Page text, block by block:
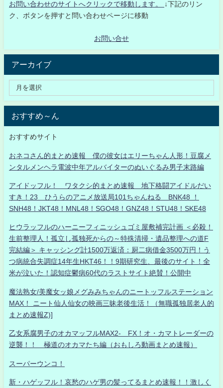
お問い合わせのサイトへクリックで移動します。
↓下記のリン
ク、ボタンを押すと問い合わせページに移動
お問い合せ
アーカイブ
おすすめ～ん
おすすめサイト
おネコさん的まとめ速報 僕の彼女はエリーちゃん人形！豆腐メ
ンタルメンヘラ電波中年アルバイターのぬいぐるみ男子末路編
アイドッフル！ ワタクシ的まとめ速報 地下格闘アイドルだい
すき！23 ひうらのアニメ放送局101ちゃんねる BNK48 ！
SNH48！JKT48！MNL48！SGO48！GNZ48！STU48！SKE48
ヒウラッフルのハーニーフィニッシュゴミ屋敷補完計画 ＜必殺！
生前整理人！孤立し孤独死からの～特殊清掃・遺品整理への道F
完結編＞ キャッシング計1500万返済：厨二病借金3500万円！う
つ病統合失調症14年生HKT46！！9期研究生、最後のサイト！全
米が泣いた！認知症鬱病60代のラストサイト絶賛！公開中
魔法熟女/美魔女ッ娘メグみみちゃんのニートッフルステーション
MAX！ ニート仙人仙女の映画三昧老後生活！（無職孤独居老人的
まとめ速報Z)]
乙女系腐男子のオカマッフルMAX2- FX！オ・カマトレーダーの
逆襲！！ 極道のオカマたち編（おもしろ動画まとめ速報）
スーパーウンコ！
新・ハゲッフル！哀愁のハゲ男の髪ってるまとめ速報！！激しく